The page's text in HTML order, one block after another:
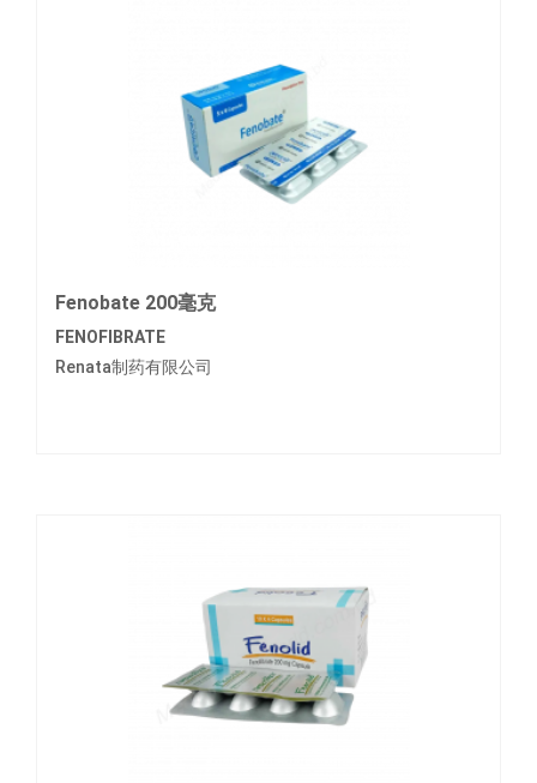
Fenobate 200毫克
FENOFIBRATE
Renata制药有限公司